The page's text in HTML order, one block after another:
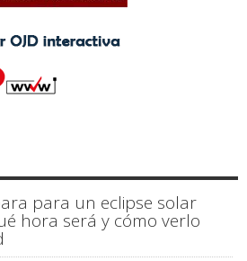
para un eclipse solar
hora será y cómo verlo